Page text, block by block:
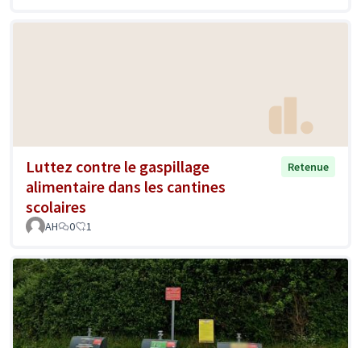
Luttez contre le gaspillage
alimentaire dans les cantines
scolaires
Retenue
AH 0 1